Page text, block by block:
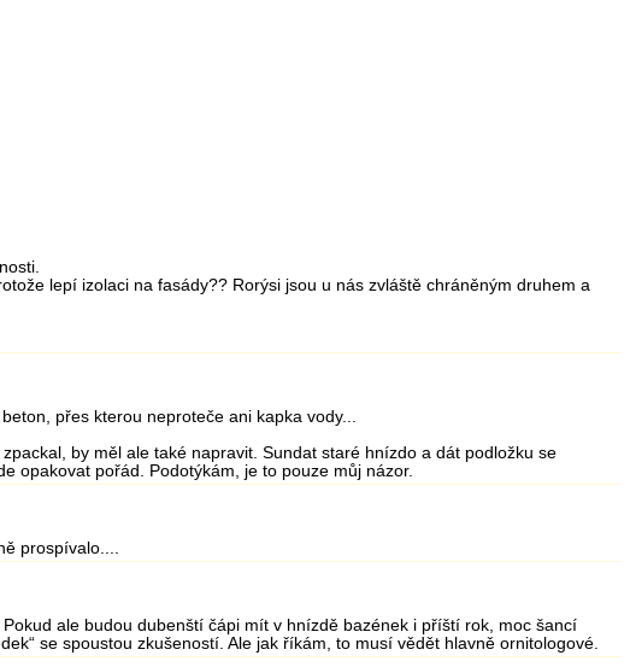
lepí izolaci na fasády?? Rorýsi jsou u nás zvláště chráněným druhem a
přes kterou neproteče ani kapka vody...
by měl ale také napravit. Sundat staré hnízdo a dát podložku se
opakovat pořád. Podotýkám, je to pouze můj názor.
prospívalo....
ale budou dubenští čápi mít v hnízdě bazének i příští rok, moc šancí
se spoustou zkušeností. Ale jak říkám, to musí vědět hlavně ornitologové.